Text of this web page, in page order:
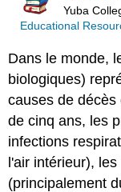
Yuba
Educational
Dans le monde,
biologiques)
causes de
de cinq ans, les
infections
l'air intérieur),
(principalement